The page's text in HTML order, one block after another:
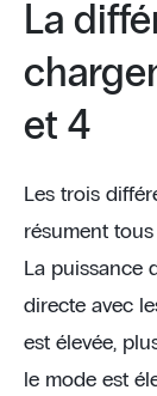
La
et 4
Les trois
résument
La puissance
directe avec
est élevée,
le mode est